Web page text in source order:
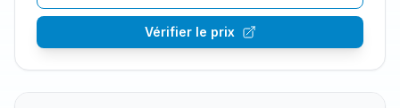
Vérifier le prix